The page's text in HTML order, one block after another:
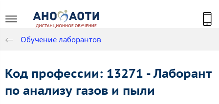
Обучение лаборантов
Код профессии: 13271 - Лаборант
по анализу газов и пыли